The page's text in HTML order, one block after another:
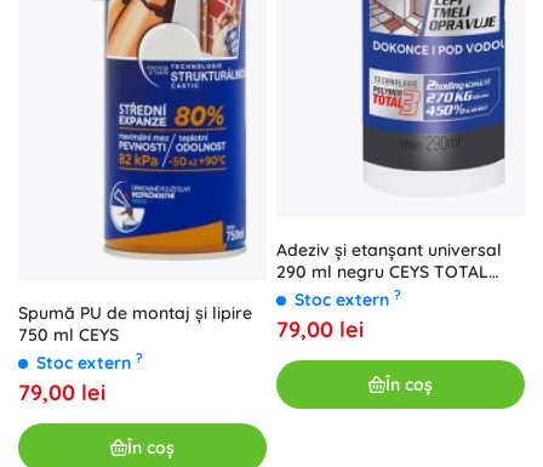
Spumă PU de montaj și lipire
750 ml CEYS
Stoc extern ?
79,00 lei
În coș
Adeziv și etanșant universal
290 ml negru CEYS TOTAL
TECH
Stoc extern ?
79,00 lei
În coș